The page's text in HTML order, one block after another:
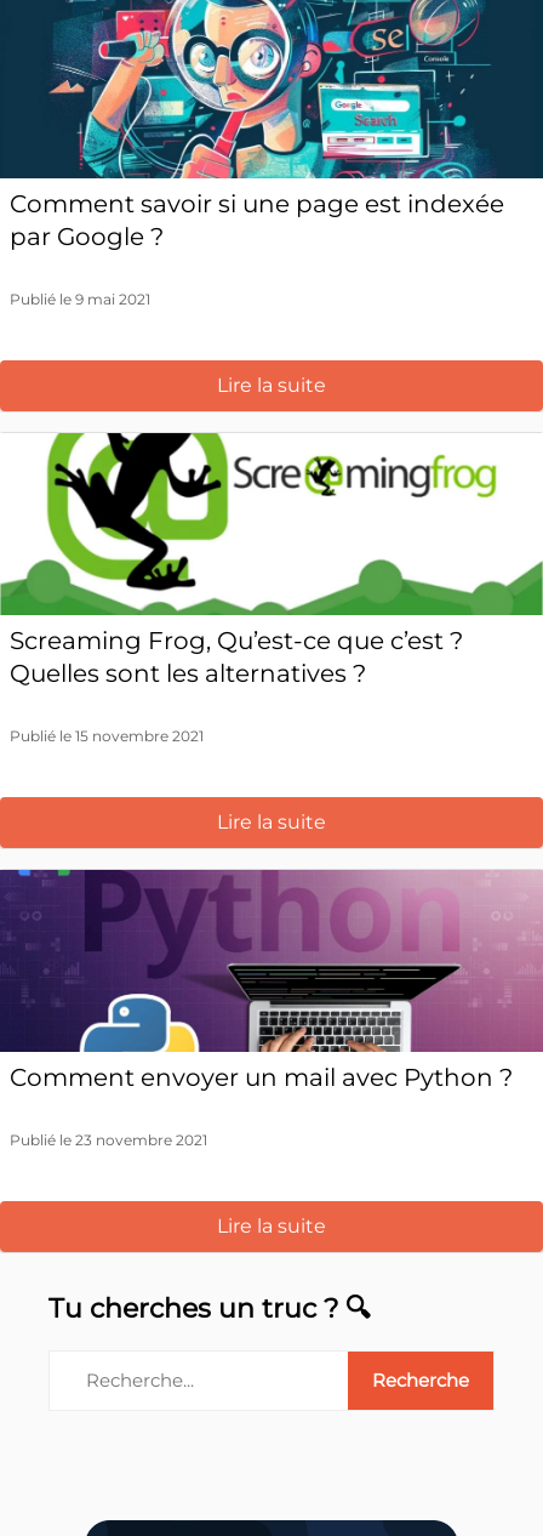
Comment savoir si une page est indexée
par Google ?
Publié le 9 mai 2021
Lire la suite
Screaming Frog, Qu’est-ce que c’est ?
Quelles sont les alternatives ?
Publié le 15 novembre 2021
Lire la suite
Comment envoyer un mail avec Python ?
Publié le 23 novembre 2021
Lire la suite
Tu cherches un truc ? 🔍